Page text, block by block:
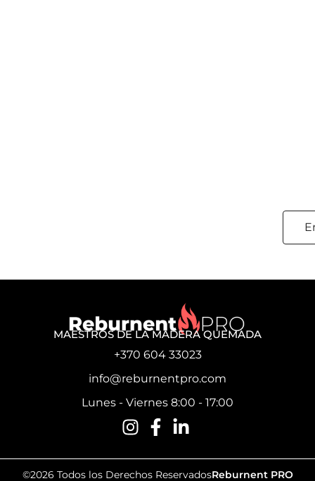
MAESTROS DE LA MADERA QUEMADA
+370 604 33023
info@reburnentpro.com
Lunes - Viernes 8:00 - 17:00
©2026 Todos los Derechos ReservadosReburnent PRO